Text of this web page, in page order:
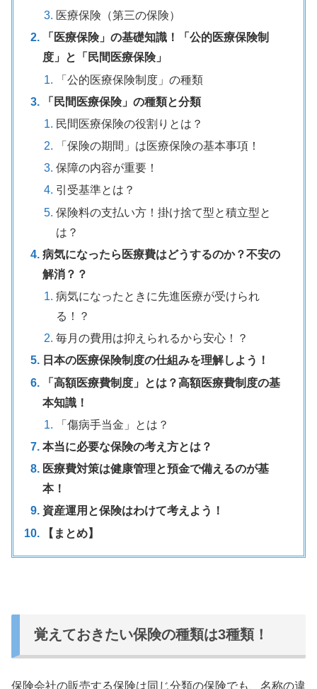
医療保険（第三の保険）
「医療保険」の基礎知識！「公的医療保険制
度」と「民間医療保険」
「公的医療保険制度」の種類
「民間医療保険」の種類と分類
民間医療保険の役割りとは？
「保険の期間」は医療保険の基本事項！
保障の内容が重要！
引受基準とは？
保険料の支払い方！掛け捨て型と積立型と
は？
病気になったら医療費はどうするのか？不安の
解消？？
病気になったときに先進医療が受けられ
る！？
毎月の費用は抑えられるから安心！？
日本の医療保険制度の仕組みを理解しよう！
「高額医療費制度」とは？高額医療費制度の基
本知識！
「傷病手当金」とは？
本当に必要な保険の考え方とは？
医療費対策は健康管理と預金で備えるのが基
本！
資産運用と保険はわけて考えよう！
【まとめ】
覚えておきたい保険の種類は3種類！
保険会社の販売する保険は同じ分類の保険でも、 名称の違